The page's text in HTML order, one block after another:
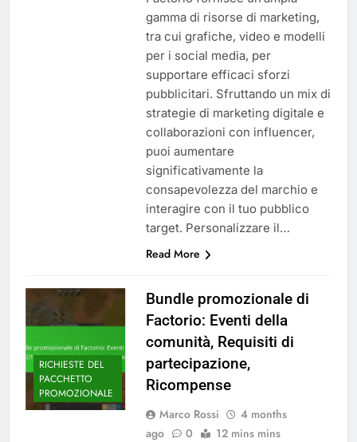
gamma di risorse di marketing,
tra cui grafiche, video e modelli
per i social media, per
supportare efficaci sforzi
pubblicitari. Sfruttando un mix di
strategie di marketing digitale e
collaborazioni con influencer,
puoi aumentare
significativamente la
consapevolezza del marchio e
interagire con il tuo pubblico
target. Personalizzare il…
Read More
RICHIESTE DEL
PACCHETTO
PROMOZIONALE
Bundle promozionale di
Factorio: Eventi della
comunità, Requisiti di
partecipazione,
Ricompense
Marco Rossi
4 months
ago
0 12 mins mins